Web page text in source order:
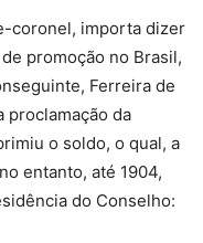
coronel, importa dizer
promoção no Brasil,
Ferreira de
proclamação da
o soldo, o qual, a
entanto, até 1904,
do Conselho: